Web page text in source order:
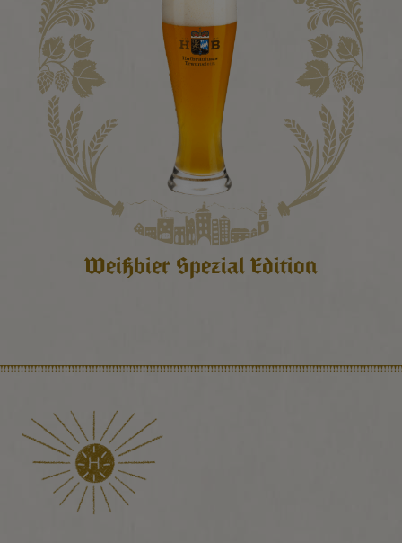
Weißbier Spezial Edition